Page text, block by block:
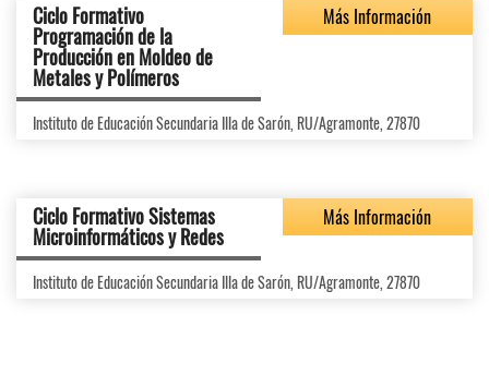
Ciclo Formativo
Programación de la
Producción en Moldeo de
Metales y Polímeros
Más Información
Instituto de Educación Secundaria Illa de Sarón, RU/Agramonte, 27870
Ciclo Formativo Sistemas
Microinformáticos y Redes
Más Información
Instituto de Educación Secundaria Illa de Sarón, RU/Agramonte, 27870